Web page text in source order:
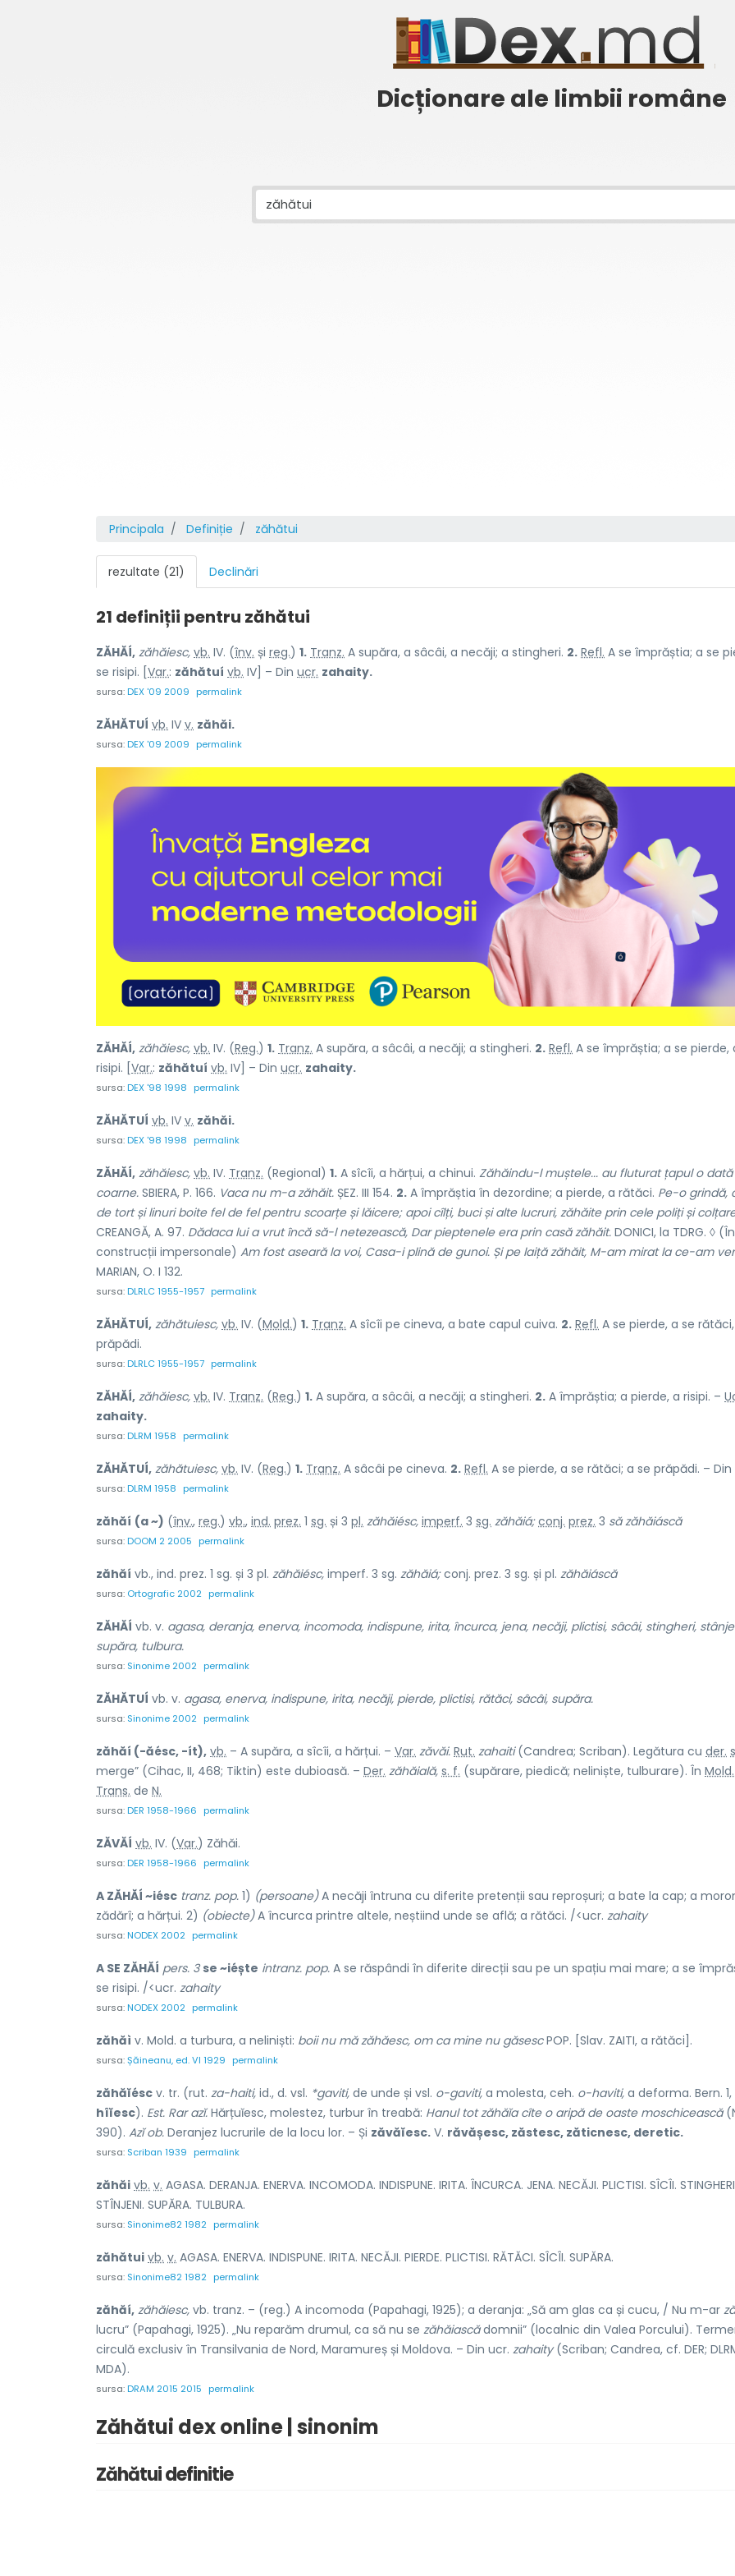
Dicționare ale limbii române
Principala Definiție zăhătui
rezultate (21) Declinări
21 definiții pentru zăhătui
ZĂHĂÍ, zăhăiesc, vb. IV. (înv. și reg.) 1. Tranz. A supăra, a sâcâi, a necăji; a stingheri. 2. Refl. A se împrăștia; a se
se risipi. [ Var.: zăhătuí vb. IV] – Din ucr. zahaity.
sursa:DEX '09 2009 permalink
ZĂHĂTUÍ vb. IV v. zăhăi.
sursa:DEX '09 2009 permalink
ZĂHĂÍ, zăhăiesc, vb. IV. (Reg.) 1. Tranz. A supăra, a sâcâi, a necăji; a stingheri. 2. Refl. A se împrăștia; a se pierde,
risipi. [Var.: zăhătuí vb. IV] – Din ucr. zahaity.
sursa:DEX '98 1998 permalink
ZĂHĂTUÍ vb. IV v. zăhăi.
sursa:DEX '98 1998 permalink
ZĂHĂÍ, zăhăiesc, vb. IV. Tranz. (Regional) 1. A sîcîi, a hărțui, a chinui. Zăhăindu-l muștele... au fluturat țapul o
coarne. SBIERA, P. 166. Vaca nu m-a zăhăit. ȘEZ. III 154. 2. A împrăștia în dezordine; a pierde, a rătăci. Pe-o grindă,
de tort și linuri boite fel de fel pentru scoarțe și lăicere; apoi cîlți, buci și alte lucruri, zăhăite prin cele poliți și
CREANGĂ, A. 97. Dădaca lui a vrut încă să-l netezească, Dar pieptenele era prin casă zăhăit. DONICI, la TDRG. ◊ (În
construcții impersonale) Am fost aseară la voi, Casa-i plină de gunoi. Și pe laiță zăhăit, M-am mirat la ce-am
MARIAN, O. I 132.
sursa:DLRLC 1955-1957 permalink
ZĂHĂTUÍ, zăhătuiesc, vb. IV. (Mold.) 1. Tranz. A sîcîi pe cineva, a bate capul cuiva. 2. Refl. A se pierde, a se
prăpădi.
sursa:DLRLC 1955-1957 permalink
ZĂHĂÍ, zăhăiesc, vb. IV. Tranz. (Reg.) 1. A supăra, a sâcâi, a necăji; a stingheri. 2. A împrăștia; a pierde, a risipi. –
zahaity.
sursa:DLRM 1958 permalink
ZĂHĂTUÍ, zăhătuiesc, vb. IV. (Reg.) 1. Tranz. A sâcâi pe cineva. 2. Refl. A se pierde, a se rătăci; a se prăpădi. – Din
sursa:DLRM 1958 permalink
zăhăí (a ~) (înv., reg.) vb., ind. prez. 1 sg. și 3 pl. zăhăiésc, imperf. 3 sg. zăhăiá; conj. prez. 3 să zăhăiáscă
sursa:DOOM 2 2005 permalink
zăhăí vb., ind. prez. 1 sg. și 3 pl. zăhăiésc, imperf. 3 sg. zăhăiá;conj. prez. 3 sg. și pl. zăhăiáscă
sursa: Ortografic 2002 permalink
ZĂHĂÍ vb. v. agasa, deranja, enerva, incomoda, indispune, irita, încurca, jena, necăji, plictisi, sâcâi, stingheri,
supăra, tulbura.
sursa: Sinonime 2002 permalink
ZĂHĂTUÍ vb. v. agasa, enerva, indispune, irita, necăji, pierde, plictisi, rătăci, sâcâi, supăra.
sursa: Sinonime 2002 permalink
zăhăí (-ăésc, -ít), vb. – A supăra, a sîcîi, a hărțui. – Var. zăvăi. Rut. zahaiti(Candrea; Scriban). Legătura cu der.
merge” (Cihac, II, 468; Tiktin) este dubioasă. – Der. zăhăială, s. f. (supărare, piedică; neliniște, tulburare). În Mold.
Trans. de N.
sursa:DER 1958-1966 permalink
ZĂVĂÍ vb. IV. (Var.) Zăhăi.
sursa:DER 1958-1966 permalink
A ZĂHĂÍ ~iésc tranz. pop. 1) (persoane)A necăji întruna cu diferite pretenții sau reproșuri; a bate la cap; a
zădărî; a hărțui. 2) (obiecte)A încurca printre altele, neștiind unde se află; a rătăci. /<ucr. zahaity
sursa:NODEX 2002 permalink
A SE ZĂHĂÍ pers. 3 se ~iéște intranz. pop. A se răspândi în diferite direcții sau pe un spațiu mai mare; a se
se risipi. /<ucr. zahaity
sursa:NODEX 2002 permalink
zăhăì v. Mold. a turbura, a neliniști: boii nu mă zăhăesc, om ca mine nu găsescPOP. [Slav. ZAITI, a rătăci].
sursa:Șăineanu, ed. VI 1929 permalink
zăhăĭésc v. tr. (rut. za-haiti, id., d. vsl. *gaviti, de unde și vsl. o-gaviti, a molesta, ceh. o-haviti, a deforma. Bern. 1,
hîĭesc). Est. Rar azĭ. Hărțuĭesc, molestez, turbur în treabă: Hanul tot zăhăĭa cîte o aripă de oaste moschicească
390). Azĭ ob. Deranjez lucrurile de la locu lor. – Și zăvăĭesc. V. răvășesc, zăstesc, zăticnesc, deretic.
sursa: Scriban 1939 permalink
zăhăi vb. v. AGASA. DERANJA. ENERVA. INCOMODA. INDISPUNE. IRITA. ÎNCURCA. JENA. NECĂJI. PLICTISI. SÎCÎI.
STÎNJENI. SUPĂRA. TULBURA.
sursa: Sinonime82 1982 permalink
zăhătui vb. v. AGASA. ENERVA. INDISPUNE. IRITA. NECĂJI. PIERDE. PLICTISI. RĂTĂCI. SÎCÎI. SUPĂRA.
sursa: Sinonime82 1982 permalink
zăhăí, zăhăiesc, vb. tranz. – (reg.) A incomoda (Papahagi, 1925); a deranja: „Să am glas ca și cucu, / Nu m-ar
lucru” (Papahagi, 1925). „Nu reparăm drumul, ca să nu se zăhăiascădomnii” (localnic din Valea Porcului).
circulă exclusiv în Transilvania de Nord, Maramureș și Moldova. – Din ucr. zahaity(Scriban; Candrea, cf. DER;
MDA).
sursa:DRAM 2015 2015 permalink
Zăhătui dex online | sinonim
Zăhătui definitie